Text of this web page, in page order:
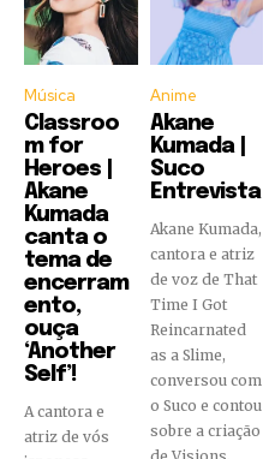
Música
Classroo
m for
Heroes |
Akane
Kumada
canta o
tema de
encerram
ento,
ouça
‘Another
Self’!
A cantora e
atriz de vós
Anime
Akane
Kumada |
Suco
Entrevista
Akane Kumada,
cantora e atriz
de voz de That
Time I Got
Reincarnated
as a Slime,
conversou com
o Suco e contou
sobre a criação